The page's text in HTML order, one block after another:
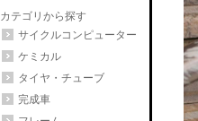
カテゴリから探す
サイクルコンピューター
ケミカル
タイヤ・チューブ
完成車